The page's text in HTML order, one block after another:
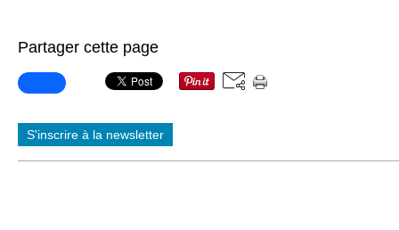
Partager cette page
S'inscrire à la newsletter